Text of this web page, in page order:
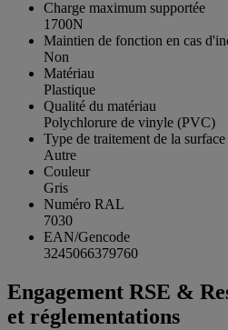
Charge maximum supportée
1700N
Maintien de fonction en cas
Non
Matériau
Plastique
Qualité du matériau
Polychlorure de vinyle (PVC)
Type de traitement de la surface
Autre
Couleur
Gris
Numéro RAL
7030
EAN/Gencode
3245066379760
Engagement RSE &
et réglementations